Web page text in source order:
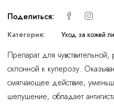
Поделиться:
Категория: Уход за кожей
Препарат для
склонной к куперозу.
смягчающее действие,
шелушение, обладает